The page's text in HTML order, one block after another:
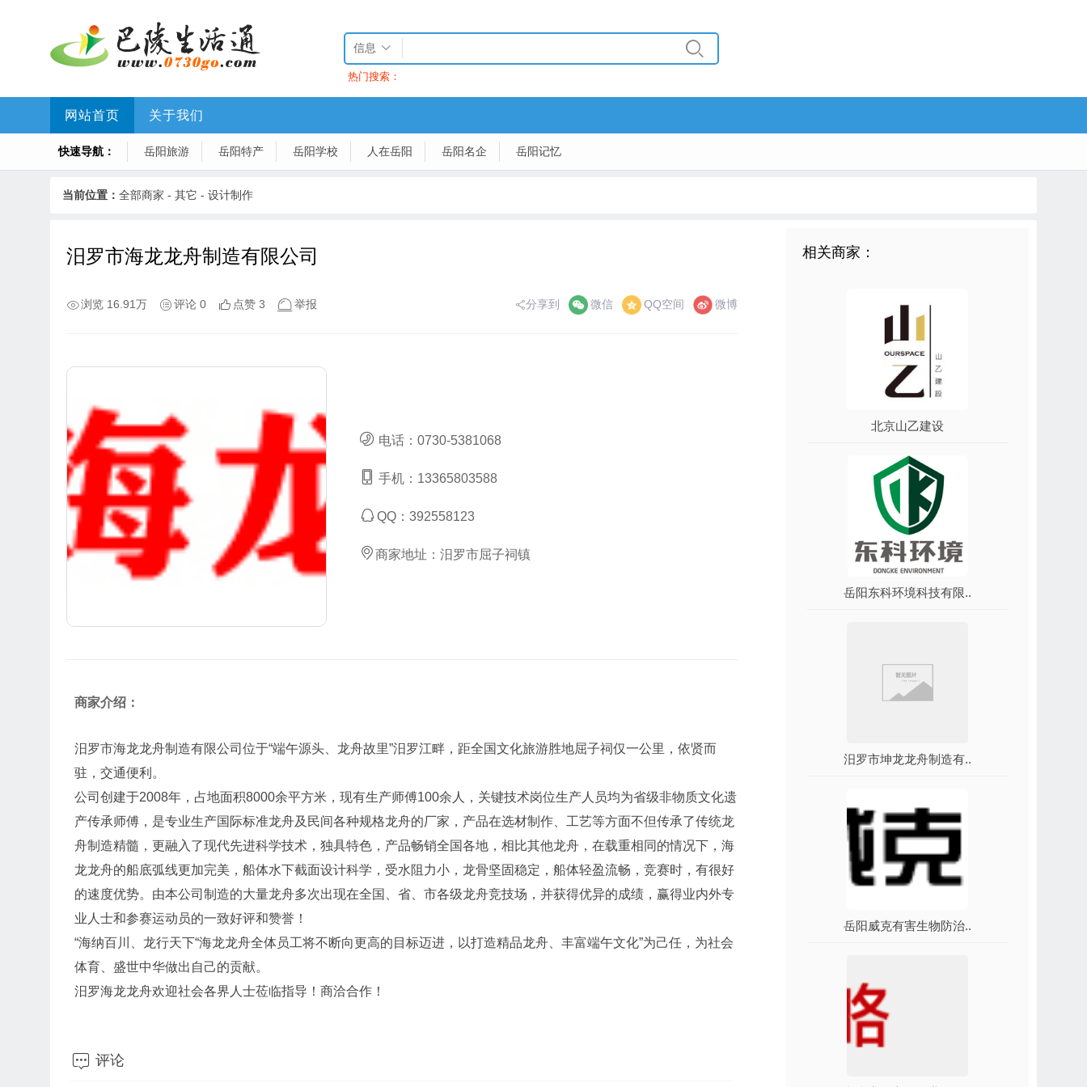
信息
热门搜索：
网站首页 关于我们
快速导航： 岳阳旅游 岳阳特产 岳阳学校 人在岳阳 岳阳名企 岳阳记忆
当前位置： 全部商家 - 其它 - 设计制作
汨罗市海龙龙舟制造有限公司
浏览 16.91万 评论 0 点赞 3 举报 分享到 微信 QQ空间 微博
电话： 0730-5381068
手机： 13365803588
QQ： 392558123
商家地址： 汨罗市屈子祠镇
商家介绍：
汨罗市海龙龙舟制造有限公司位于“端午源头、龙舟故里”汨罗江畔，距全国文化旅游胜地屈子祠仅一公里，依贤而
驻，交通便利。
公司创建于2008年，占地面积8000余平方米，现有生产师傅100余人，关键技术岗位生产人员均为省级非物质文化遗
产传承师傅，是专业生产国际标准龙舟及民间各种规格龙舟的厂家，产品在选材制作、工艺等方面不但传承了传统龙
舟制造精髓，更融入了现代先进科学技术，独具特色，产品畅销全国各地，相比其他龙舟，在载重相同的情况下，海
龙龙舟的船底弧线更加完美，船体水下截面设计科学，受水阻力小，龙骨坚固稳定，船体轻盈流畅，竞赛时，有很好
的速度优势。由本公司制造的大量龙舟多次出现在全国、省、市各级龙舟竞技场，并获得优异的成绩，赢得业内外专
业人士和参赛运动员的一致好评和赞誉！
“海纳百川、龙行天下“海龙龙舟全体员工将不断向更高的目标迈进，以打造精品龙舟、丰富端午文化”为己任，为社会
体育、盛世中华做出自己的贡献。
汨罗海龙龙舟欢迎社会各界人士莅临指导！商洽合作！
 评论
相关商家：
北京山乙建设
岳阳东科环境科技有限..
汨罗市坤龙龙舟制造有..
岳阳威克有害生物防治..